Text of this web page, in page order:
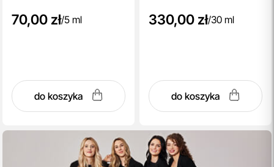
70,00 zł/5 ml
do koszyka
330,00 zł/30 ml
do koszyka